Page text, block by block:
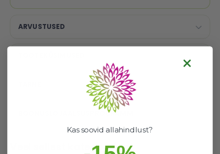
ARVUSTUSED
BOONUSLOJAALSUSPROGRAMM
Veel sellest kategooriast
Kas soovid allahindlust?